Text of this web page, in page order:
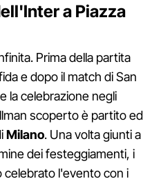
a Piazza
Prima della partita
e dopo il match di San
la celebrazione negli
scoperto è partito ed
Milano. Una volta giunti a
dei festeggiamenti, i
celebrato l'evento con i